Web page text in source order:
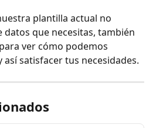
plantilla actual no
datos que necesitas, también
ver cómo podemos
satisfacer tus necesidades.